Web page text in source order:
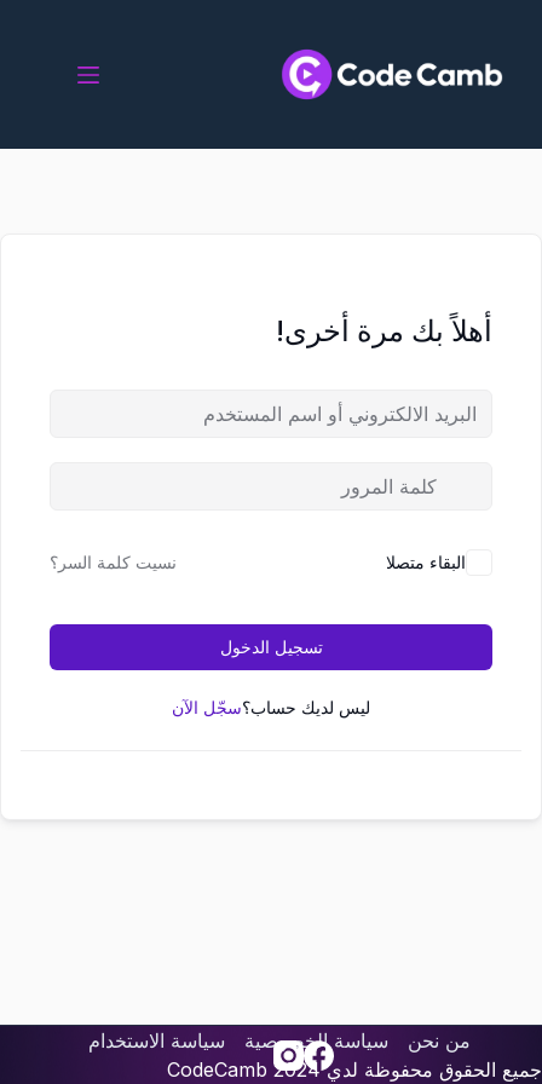
أهلاً بك مرة أخرى!
البقاء متصلا نسيت كلمة السر؟
تسجيل الدخول
ليس لديك حساب؟سجّل الآن
من نحن سياسة الخصوصية
سياسة الاستخدام
جميع الحقوق محفوظة لدي
CodeCamb 2024